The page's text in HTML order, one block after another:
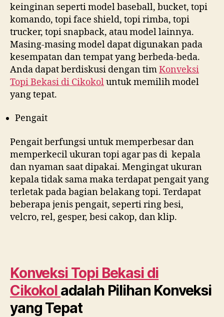
keinginan seperti model baseball, bucket, topi
komando, topi face shield, topi rimba, topi
trucker, topi snapback, atau model lainnya.
Masing-masing model dapat digunakan pada
kesempatan dan tempat yang berbeda-beda.
Anda dapat berdiskusi dengan timKonveksi
Topi Bekasi di Cikokoluntuk memilih model
yang tepat.
Pengait
Pengait berfungsi untuk memperbesar dan
memperkecil ukuran topi agar pas di kepala
dan nyaman saat dipakai. Mengingat ukuran
kepala tidak sama maka terdapat pengait yang
terletak pada bagian belakang topi. Terdapat
beberapa jenis pengait, seperti ring besi,
velcro, rel, gesper, besi cakop, dan klip.
Konveksi Topi Bekasi di
Cikokol adalah Pilihan Konveksi
yang Tepat